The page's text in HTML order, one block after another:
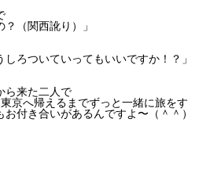
？（関西訛り）」
しろついていってもいいですか！？」
ら来た二人で
京へ帰えるまでずっと一緒に旅をす
付き合いがあるんですよ〜（＾＾）